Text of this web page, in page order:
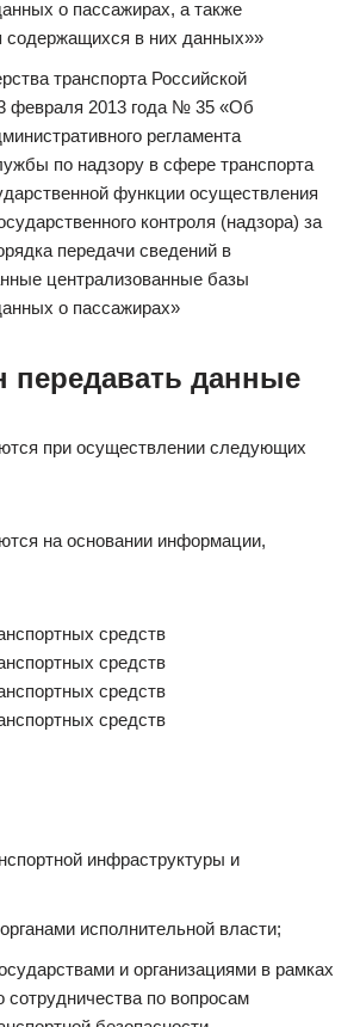
о пассажирах, а также
содержащихся в них данных»»
транспорта Российской
февраля 2013 года № 35 «Об
регламента
по надзору в сфере транспорта
функции осуществления
контроля (надзора) за
передачи сведений в
централизованные базы
о пассажирах»
передавать данные
при осуществлении следующих
на основании информации,
инфраструктуры и
исполнительной власти;
и организациями в рамках
сотрудничества по вопросам